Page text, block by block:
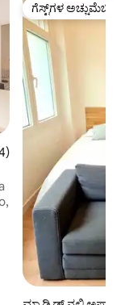
ರೇಟಿಂಗ್, 1,664
ಗೆಸ್ಟ್‌ಗಳ
ಗೆಸ್ಟ್‌ಗಳ